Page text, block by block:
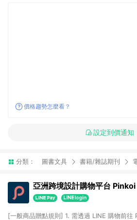
價格趨勢怎麼看？
設定到價通知
分類： 圖書文具 書籍/雜誌期刊
亞洲跨境設計購物平台 Pinkoi
[一般商品贈點規則] 1. 需透過 LINE 購物前往